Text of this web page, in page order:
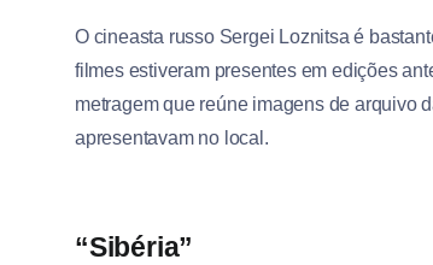
O cineasta russo Sergei Loznitsa é
filmes estiveram presentes em edições
metragem que reúne imagens de arquivo
apresentavam no local.
“Sibéria”